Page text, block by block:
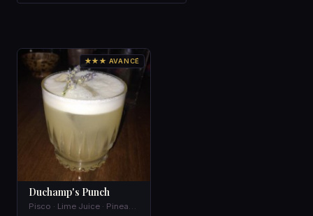
★★★ AVANCÉ
Duchamp's Punch
Pisco · Lime Juice · Pineapple Syrup · St. Germain